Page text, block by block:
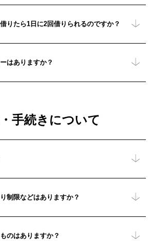
りたら1日に2回借りられるのですか？
はありますか？
手続きについて
制限などはありますか？
のはありますか？